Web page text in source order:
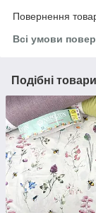
Повернення
Всі умови
Подібні